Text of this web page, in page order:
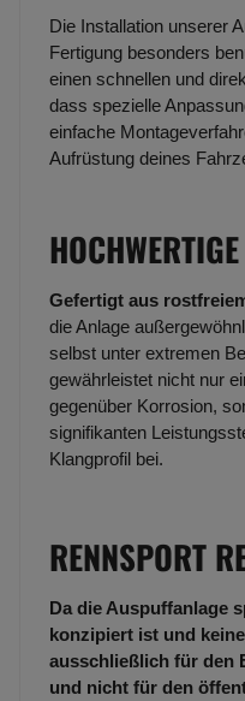
Die Installation unserer
Fertigung besonders
einen schnellen und
dass spezielle
einfache
Aufrüstung deines
Gefertigt aus
die Anlage
selbst unter extremen
gewährleistet nicht nur
gegenüber Korrosion,
signifikanten
Klangprofil bei.
RENNSPORT
Da die Auspuffanlage
konzipiert ist und
ausschließlich für den
und nicht für den